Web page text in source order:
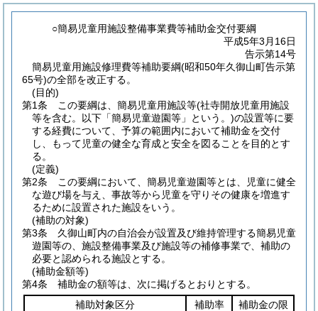
○簡易児童用施設整備事業費等補助金交付要綱
平成5年3月16日
告示第14号
簡易児童用施設修理費等補助要綱(昭和50年久御山町告示第
65号)の全部を改正する。
(目的)
第1条
この要綱は、簡易児童用施設等(社寺開放児童用施設
等を含む。以下「簡易児童遊園等」という。)の設置等に要
する経費について、予算の範囲内において補助金を交付
し、もって児童の健全な育成と安全を図ることを目的とす
る。
(定義)
第2条
この要綱において、簡易児童遊園等とは、児童に健全
な遊び場を与え、事故等から児童を守りその健康を増進す
るために設置された施設をいう。
(補助の対象)
第3条
久御山町内の自治会が設置及び維持管理する簡易児童
遊園等の、施設整備事業及び施設等の補修事業で、補助の
必要と認められる施設とする。
(補助金額等)
第4条
補助金の額等は、次に掲げるとおりとする。
補助対象区分
補助率
補助金の限